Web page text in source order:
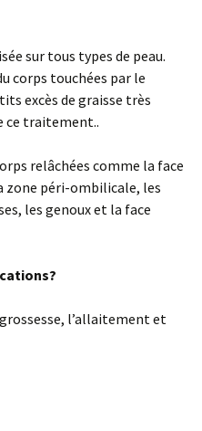
sur tous types de peau.
corps touchées par le
excès de graisse très
ce traitement..
relâchées comme la face
zone péri-ombilicale, les
les genoux et la face
l’allaitement et